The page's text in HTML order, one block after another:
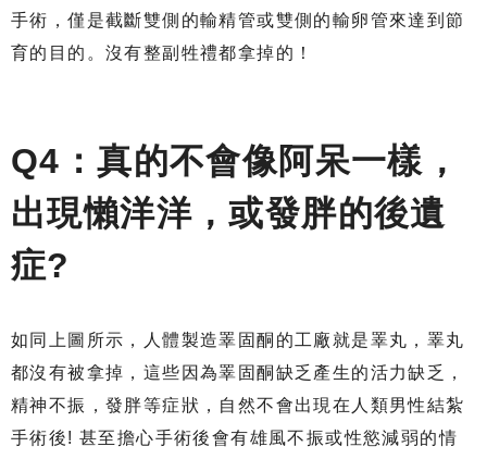
手術，僅是截斷雙側的輸精管或雙側的輸卵管來達到節
育的目的。沒有整副牲禮都拿掉的！
Q4：真的不會像阿呆一樣，
出現懶洋洋，或發胖的後遺
症?
如同上圖所示，人體製造睪固酮的工廠就是睪丸，睪丸
都沒有被拿掉，這些因為睪固酮缺乏產生的活力缺乏，
精神不振，發胖等症狀，自然不會出現在人類男性結紮
手術後! 甚至擔心手術後會有雄風不振或性慾減弱的情